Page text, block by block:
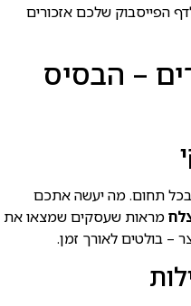
הפייסבוק שלכם אזכורים
– הבסיס
תחום. מה יעשה אתכם
מראות שעסקים שמצאו את
– בולטים לאורך זמן.